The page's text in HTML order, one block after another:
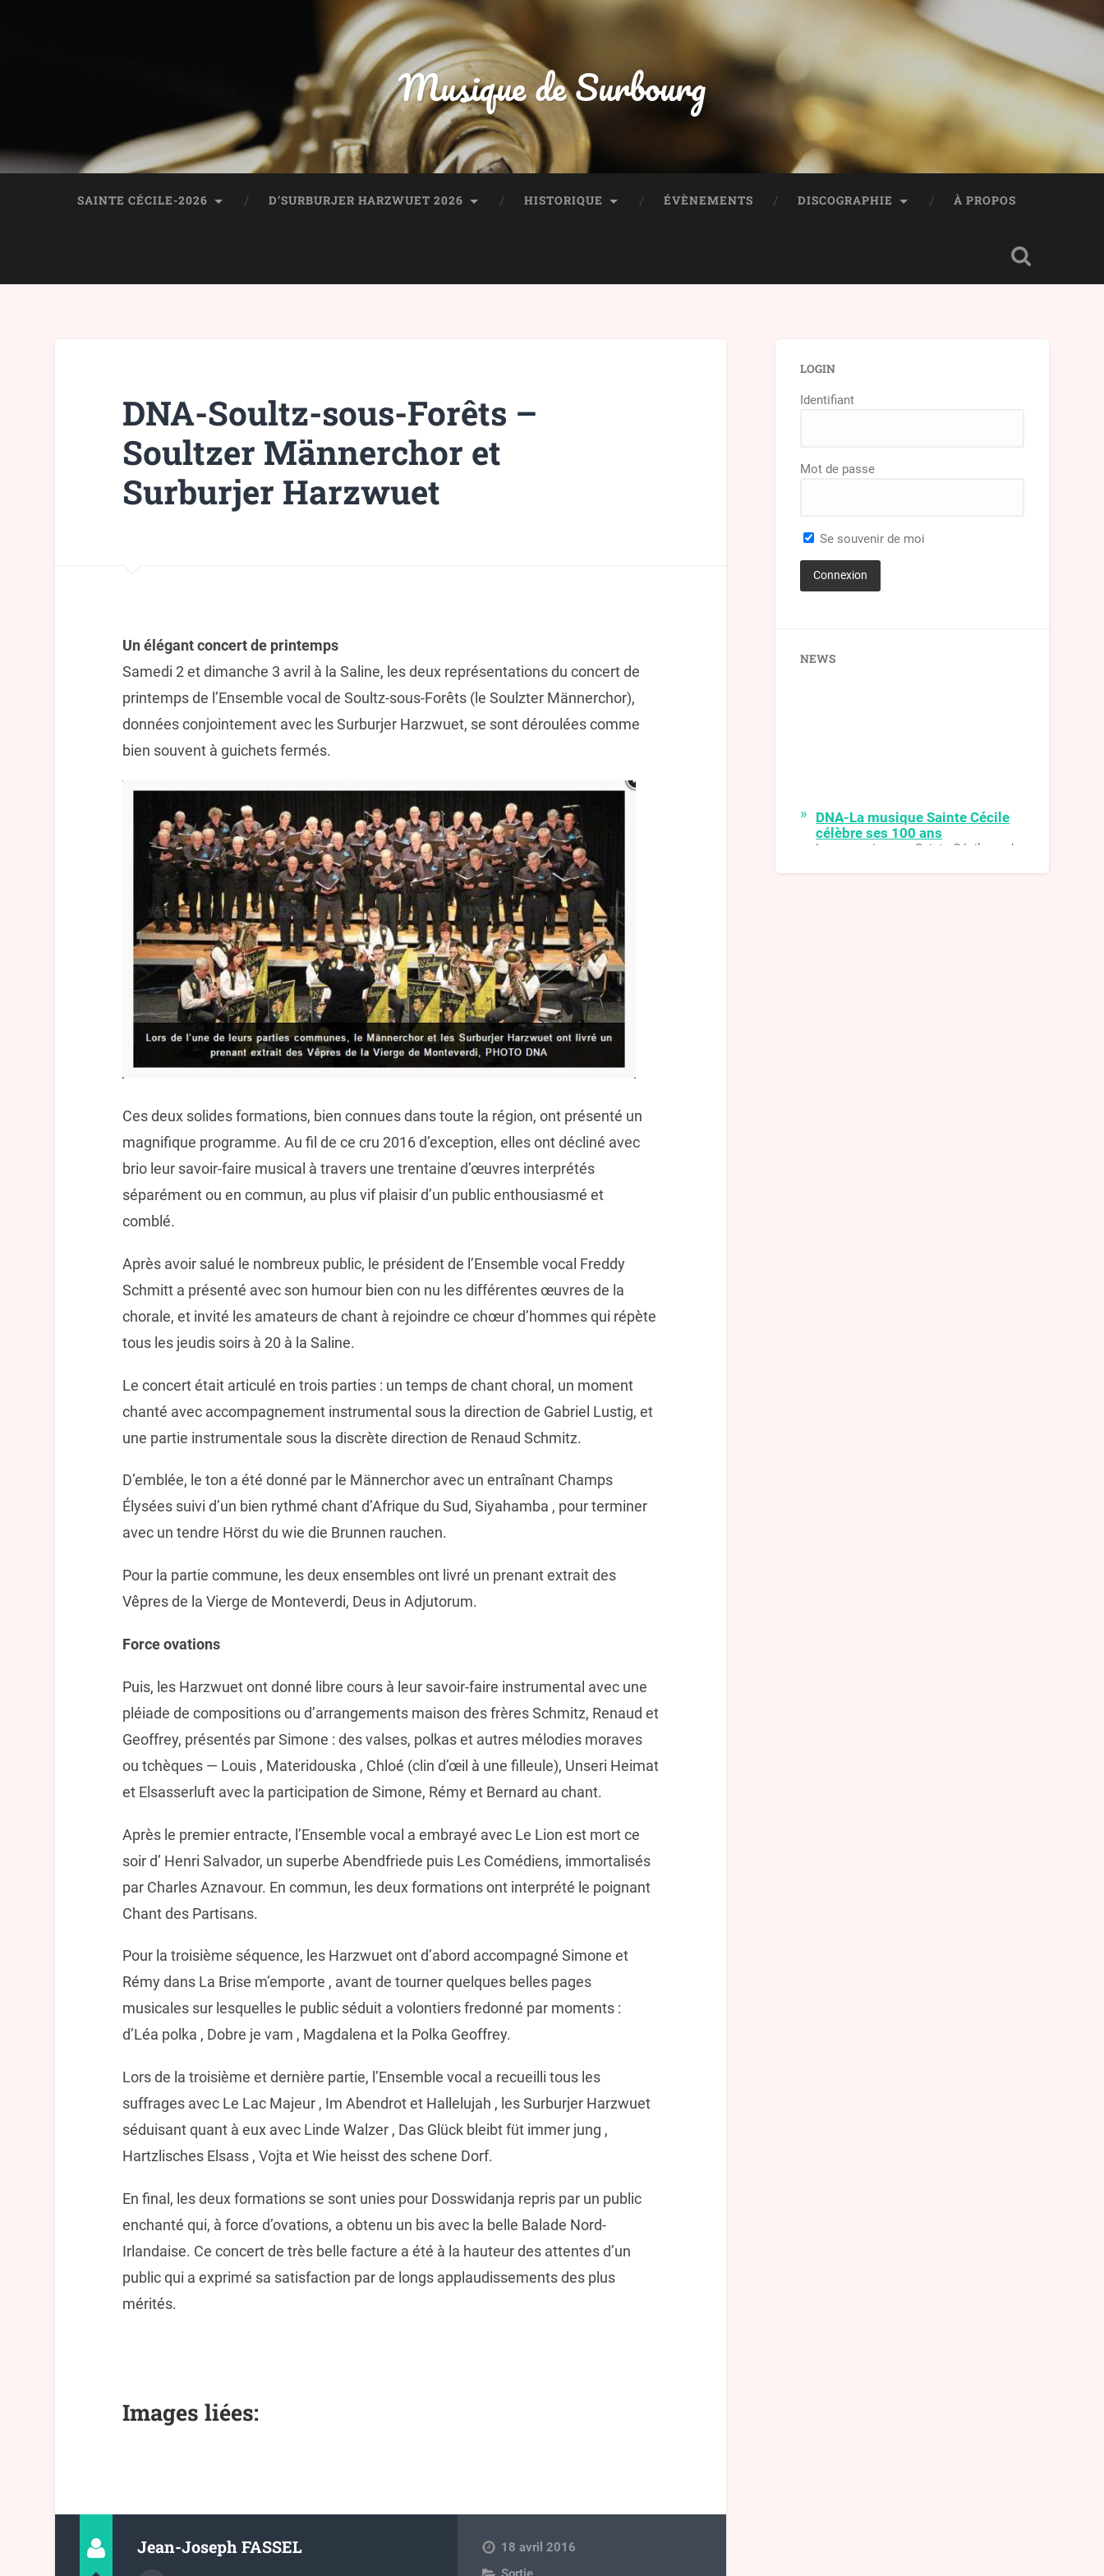
Musique de Surbourg
SAINTE CÉCILE-2026 D’SURBURJER HARZWUET 2026 HISTORIQUE ÉVÈNEMENTS DISCOGRAPHIE À PROPOS
DNA-Soultz-sous-Forêts –
Soultzer Männerchor et
Surburjer Harzwuet
Un élégant concert de printemps
Samedi 2 et dimanche 3 avril à la Saline, les deux représentations du concert de
printemps de l’Ensemble vocal de Soultz-sous-Forêts (le Soulzter Männerchor),
données conjointement avec les Surburjer Harzwuet, se sont déroulées comme
bien souvent à guichets fermés.
Ces deux solides formations, bien connues dans toute la région, ont présenté un
magnifique programme. Au fil de ce cru 2016 d’exception, elles ont décliné avec
brio leur savoir-faire musical à travers une trentaine d’œuvres interprétés
séparément ou en commun, au plus vif plaisir d’un public enthousiasmé et
comblé.
Après avoir salué le nombreux public, le président de l’Ensemble vocal Freddy
Schmitt a présenté avec son humour bien con nu les différentes œuvres de la
chorale, et invité les amateurs de chant à rejoindre ce chœur d’hommes qui répète
tous les jeudis soirs à 20 à la Saline.
Le concert était articulé en trois parties : un temps de chant choral, un moment
chanté avec accompagnement instrumental sous la direction de Gabriel Lustig, et
une partie instrumentale sous la discrète direction de Renaud Schmitz.
D’emblée, le ton a été donné par le Männerchor avec un entraînant Champs
Élysées suivi d’un bien rythmé chant d’Afrique du Sud, Siyahamba , pour terminer
avec un tendre Hörst du wie die Brunnen rauchen.
Pour la partie commune, les deux ensembles ont livré un prenant extrait des
Vêpres de la Vierge de Monteverdi, Deus in Adjutorum.
Force ovations
Puis, les Harzwuet ont donné libre cours à leur savoir-faire instrumental avec une
pléiade de compositions ou d’arrangements maison des frères Schmitz, Renaud et
Geoffrey, présentés par Simone : des valses, polkas et autres mélodies moraves
ou tchèques — Louis , Materidouska , Chloé (clin d’œil à une filleule), Unseri Heimat
et Elsasserluft avec la participation de Simone, Rémy et Bernard au chant.
Après le premier entracte, l’Ensemble vocal a embrayé avec Le Lion est mort ce
soir d’ Henri Salvador, un superbe Abendfriede puis Les Comédiens, immortalisés
par Charles Aznavour. En commun, les deux formations ont interprété le poignant
Chant des Partisans.
Pour la troisième séquence, les Harzwuet ont d’abord accompagné Simone et
Rémy dans La Brise m’emporte , avant de tourner quelques belles pages
musicales sur lesquelles le public séduit a volontiers fredonné par moments :
d’Léa polka , Dobre je vam , Magdalena et la Polka Geoffrey.
Lors de la troisième et dernière partie, l’Ensemble vocal a recueilli tous les
suffrages avec Le Lac Majeur , Im Abendrot et Hallelujah , les Surburjer Harzwuet
séduisant quant à eux avec Linde Walzer , Das Glück bleibt füt immer jung ,
Hartzlisches Elsass , Vojta et Wie heisst des schene Dorf.
En final, les deux formations se sont unies pour Dosswidanja repris par un public
enchanté qui, à force d’ovations, a obtenu un bis avec la belle Balade Nord-
Irlandaise. Ce concert de très belle facture a été à la hauteur des attentes d’un
public qui a exprimé sa satisfaction par de longs applaudissements des plus
mérités.
Images liées:
Jean-Joseph FASSEL
18 avril 2016
LOGIN
Identifiant
Mot de passe
Se souvenir de moi
NEWS
DNA-La musique Sainte Cécile
célèbre ses 100 ans
La musique Sainte-Cécile de
100 ans. Pour fêter dignement cet